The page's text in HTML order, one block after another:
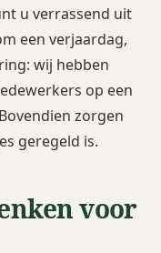
u verrassend uit
een verjaardag,
wij hebben
op een
zorgen
geregeld is.
voor